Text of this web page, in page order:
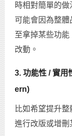
時相對簡單的
可能會因為整
至拿掉某些功
改動。
3. 功能性 / 實
ern)
比如希望提升
進行改版或增刪